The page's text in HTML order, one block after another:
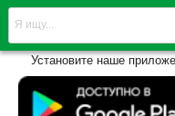
Установите наше